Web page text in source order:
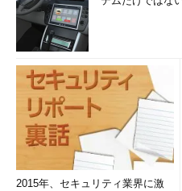
2015年、セキュリティ業界に激